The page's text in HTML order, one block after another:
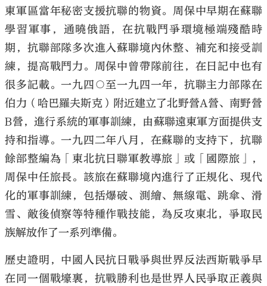
東軍區當年秘密支援抗聯的物資。周保中早期在蘇聯
學習軍事，通曉俄語，在抗戰鬥爭環境極端殘酷時
期，抗聯部隊多次進入蘇聯境內休整、補充和接受訓
練，提高戰鬥力。周保中曾帶隊前往，在日記中也有
很多記載。一九四○至一九四一年，抗聯主力部隊在
伯力（哈巴羅夫斯克）附近建立了北野營A營、南野營
B營，進行系統的軍事訓練，由蘇聯遠東軍方面提供支
持和指導。一九四二年八月，在蘇聯的支持下，抗聯
餘部整編為「東北抗日聯軍教導旅」或「國際旅」，
周保中任旅長。該旅在蘇聯境內進行了正規化、現代
化的軍事訓練，包括爆破、測繪、無線電、跳傘、滑
雪、敵後偵察等特種作戰技能，為反攻東北，爭取民
族解放作了一系列準備。
歷史證明，中國人民抗日戰爭與世界反法西斯戰爭早
在同一個戰壕裏，抗戰勝利也是世界人民爭取正義與